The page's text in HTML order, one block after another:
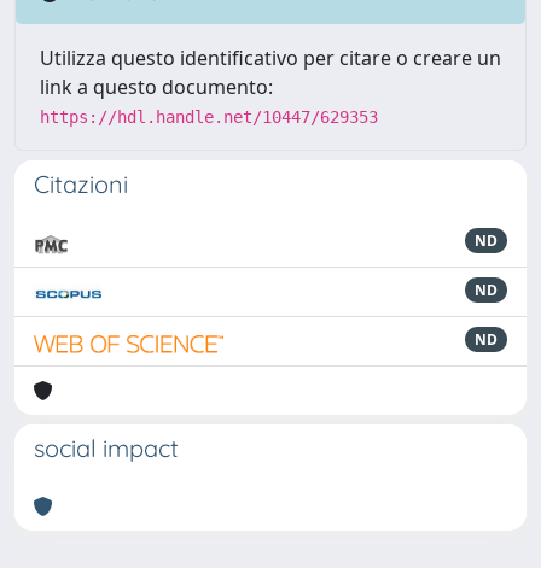
Utilizza questo identificativo per citare o creare un
link a questo documento:
https://hdl.handle.net/10447/629353
Citazioni
ND
ND
ND
social impact